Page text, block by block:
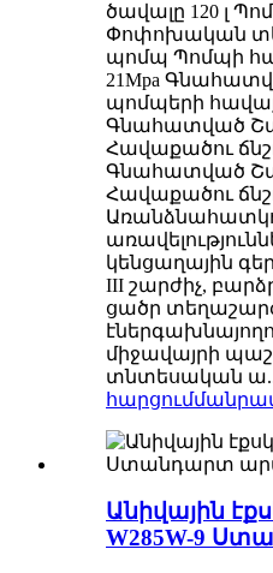
ծավալը 120 լ
Փոփոխական
պոմպ Պոմպի
21Mpa
պոմպերի
Գնահատված
Հավաքածու
Գնահատված
Հավաքածու
կենցաղային
III շարժիչ,
ցածր
միջավայրի
տնտեսական
հարցում
Անիվային
W285W-9